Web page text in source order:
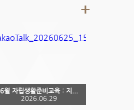
6월 자립생활준비교육 : 지...
2026.06.29